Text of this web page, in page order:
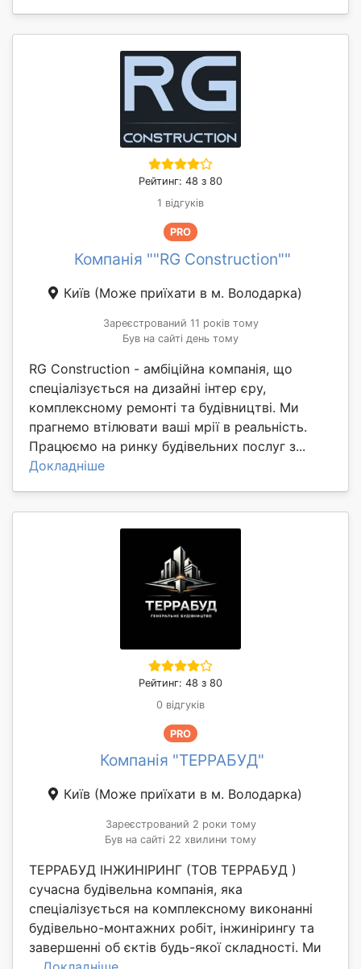
Рейтинг: 48 з 80
1 відгуків
PRO
Компанія ""RG Construction""
Київ (Може приїхати в м. Володарка)
Зареєстрований 11 років тому
Був на сайті день тому
RG Construction - амбіційна компанія, що
спеціалізується на дизайні інтер єру,
комплексному ремонті та будівництві. Ми
прагнемо втілювати ваші мрії в реальність.
Працюємо на ринку будівельних послуг з...
Докладніше
Рейтинг: 48 з 80
0 відгуків
PRO
Компанія "ТЕРРАБУД"
Київ (Може приїхати в м. Володарка)
Зареєстрований 2 роки тому
Був на сайті 22 хвилини тому
ТЕРРАБУД ІНЖИНІРИНГ (ТОВ ТЕРРАБУД )
сучасна будівельна компанія, яка
спеціалізується на комплексному виконанні
будівельно-монтажних робіт, інжинірингу та
завершенні об єктів будь-якої складності. Ми